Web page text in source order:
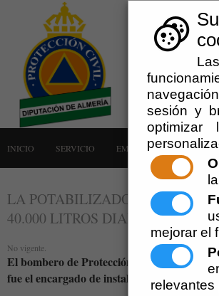
sesión y
optimizar
mejorar el
relevantes
INICIO SERVICIO EMERGENCIAS LA
LA POTABILIZADORA DONADA
40.000 LITROS DIARIOS DE
No vigente.
El bombero de Protección Civil, José
fue el encargado de instalarla en el país